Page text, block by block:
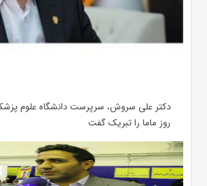
دکتر علی سروش، سرپرست دانشگاه علوم
روز ماما را تبریک گفت